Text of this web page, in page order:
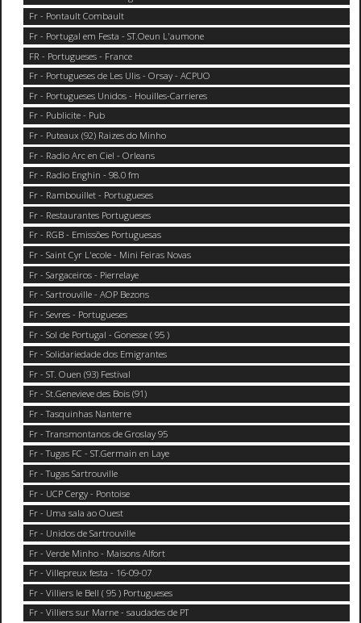
Fr - Pontault Combault
Fr - Portugal em Festa - ST.Oeun L'aumone
FR - Portugueses - France
Fr - Portugueses de Les Ulis - Orsay - ACPUO
Fr - Portugueses Unidos - Houilles-Carrieres
Fr - Publicite - Pub
Fr - Puteaux (92) Raizes do Minho
Fr - Radio Arc en Ciel - Orleans
Fr - Radio Enghin - 98.0 fm
Fr - Rambouillet - Portugueses
Fr - Restaurantes Portugueses
Fr - RGB - Emissões Portuguesas
Fr - Saint Cyr L'ecole - Mini Feiras Novas
Fr - Sargaceiros - Pierrelaye
Fr - Sartrouville - AOP Bezons
Fr - Sevres - Portugueses
Fr - Sol de Portugal - Gonesse ( 95 )
Fr - Solidariedade dos Emigrantes
Fr - ST. Ouen (93) Festival
Fr - St.Genevieve des Bois (91)
Fr - Tasquinhas Nanterre
Fr - Transmontanos de Groslay 95
Fr - Tugas FC - ST.Germain en Laye
Fr - Tugas Sartrouville
Fr - UCP Cergy - Pontoise
Fr - Uma sala ao Ouest
Fr - Unidos de Sartrouville
Fr - Verde Minho - Maisons Alfort
Fr - Villepreux festa - 16-09-07
Fr - Villiers le Bell ( 95 ) Portugueses
Fr - Villiers sur Marne - saudades de PT